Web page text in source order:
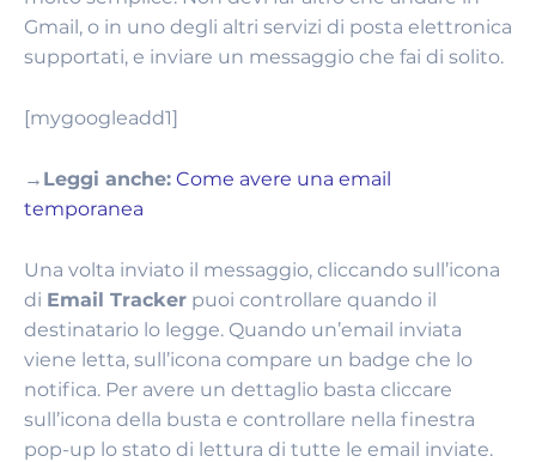
Gmail, o in uno degli altri servizi di posta elettronica
supportati, e inviare un messaggio che fai di solito.
[mygoogleadd1]
→Leggi anche: Come avere una email
temporanea
Una volta inviato il messaggio, cliccando sull’icona
di Email Tracker puoi controllare quando il
destinatario lo legge. Quando un’email inviata
viene letta, sull’icona compare un badge che lo
notifica. Per avere un dettaglio basta cliccare
sull’icona della busta e controllare nella finestra
pop-up lo stato di lettura di tutte le email inviate.